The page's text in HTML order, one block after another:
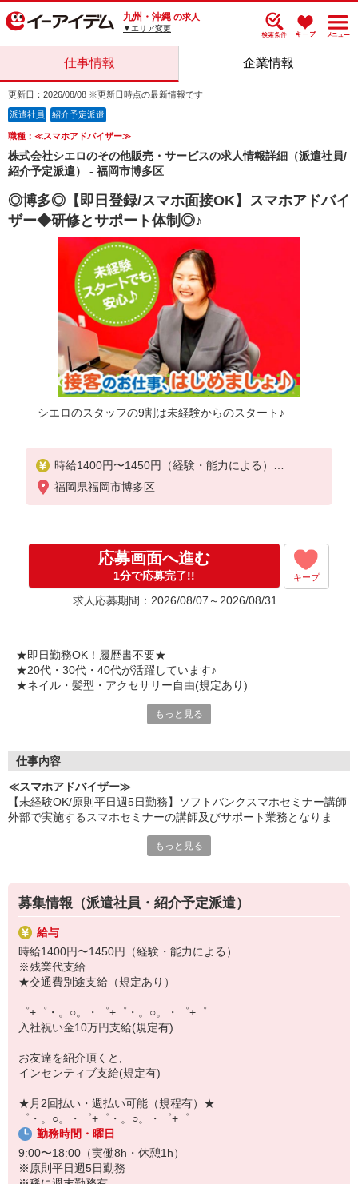
九州・沖縄 の求人
▼エリア変更
仕事情報 企業情報
更新日：2026/08/08 ※更新日時点の最新情報です
派遣社員 紹介予定派遣
職種：≪スマホアドバイザー≫
株式会社シエロのその他販売・サービスの求人情報詳細（派遣社員/
紹介予定派遣） - 福岡市博多区
◎博多◎【即日登録/スマホ面接OK】スマホアドバイ
ザー◆研修とサポート体制◎♪
シエロのスタッフの9割は未経験からのスタート♪
時給1400円〜1450円（経験・能力による）
※残業代支給
★交通費別途支給（規定あり）
入社祝い金10万円支給(規定有)
お友達を紹介頂くと,
インセンティブ支給(規定有)
゜・。○。・゜+゜・。○。・゜+゜
福岡県福岡市博多区
応募画面へ進む
1分で応募完了!! キープ
求人応募期間：2026/08/07～2026/08/31
★即日勤務OK！履歴書不要★
★20代・30代・40代が活躍しています♪
★ネイル・髪型・アクセサリー自由(規定あり)
シエロのご紹介するお店は、
優しい人間関係がある場所ばかり！
【選べるお仕事いろいろ】
￣￣￣￣￣￣￣￣￣￣￣
事務、経理、データ入力、コールセンター、受付
機械/食品製造・梱包・仕分け・加工・組立・検査
▼美容系
眉毛サロンのアイブロウ・ネイリスト・エステ
▼営業・販売
法人営業・アパレル販売・個別指導塾・人材紹介
▼人気案件も多数♪
短期・期間限定・オープニング・官公庁案件
上場/優良/大手企業など
【スマホ面接実施中】
￣￣￣￣￣￣￣￣￣
自宅に居ながらスマホでカンタン面接OK！
オンライン面談なのでスピード対応。
即日登録もOK♪
気になった方はお気軽にご相談ください！
もっと見る
仕事内容
≪スマホアドバイザー≫
【未経験OK/原則平日週5日勤務】ソフトバンクスマホセミナー講師
外部で実施するスマホセミナーの講師及びサポート業務となりま
備・調整業務などの業務に就いていただきます。セミナー開催場所
もっと見る
募集情報（派遣社員・紹介予定派遣）
給与
時給1400円〜1450円（経験・能力による）
※残業代支給
★交通費別途支給（規定あり）
゜+゜・。○。・゜+゜・。○。・゜+゜
入社祝い金10万円支給(規定有)
お友達を紹介頂くと,
インセンティブ支給(規定有)
★月2回払い・週払い可能（規程有）★
゜・。○。・゜+゜・。○。・゜+゜
勤務時間・曜日
9:00〜18:00（実働8h・休憩1h）
※原則平日週5日勤務